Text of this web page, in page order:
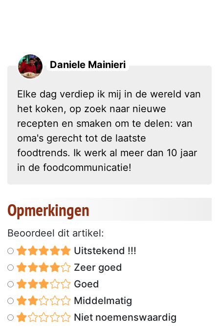
Daniele Mainieri
Elke dag verdiep ik mij in de wereld van
het koken, op zoek naar nieuwe
recepten en smaken om te delen: van
oma's gerecht tot de laatste
foodtrends. Ik werk al meer dan 10 jaar
in de foodcommunicatie!
Opmerkingen
Beoordeel dit artikel:
Uitstekend !!!
Zeer goed
Goed
Middelmatig
Niet noemenswaardig